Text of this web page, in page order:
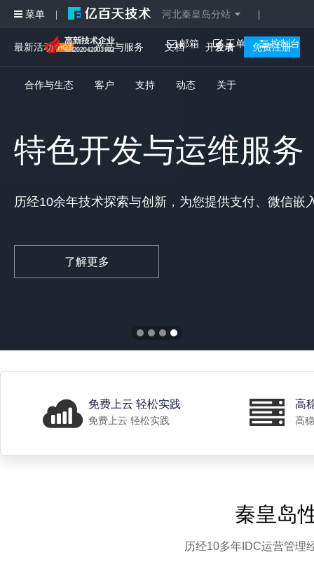
特色开发与运维服务
历经10余年技术探索与创新，为您提供支付、微信
了解更多
最新活动 产品与服务 文档 开发者
合作与生态 客户 支持 动态 关于
登录 免费注册
菜单 河北秦皇岛分站
邮箱 工单 控制台
免费上云 轻松实践
免费上云 轻松实践
高
高
秦皇岛
历经10多年IDC运营管理